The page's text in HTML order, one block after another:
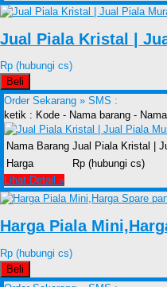
Jual Piala Kristal |
Rp (hubungi cs)
Beli
Order Sekarang » SMS :
ketik : Kode - Nama barang -
Nama Barang Jual Piala Kristal |
Harga
Rp (hubungi cs)
Lihat Detail »
Harga Piala
Rp (hubungi cs)
Beli